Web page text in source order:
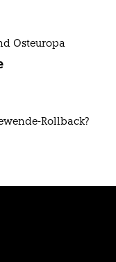
Osteuropa
Rollback?